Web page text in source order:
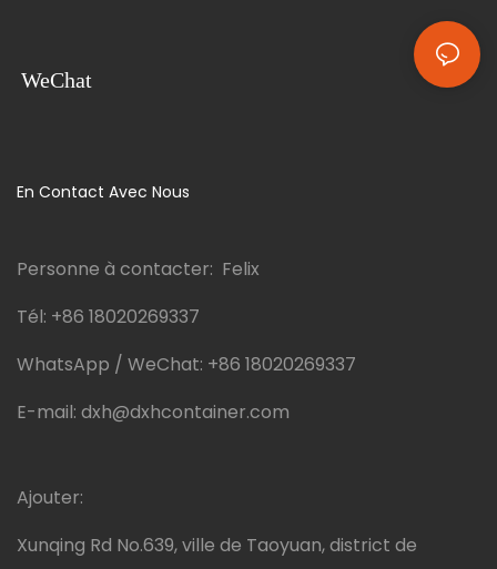
WeChat
En Contact Avec Nous
Personne à contacter: Felix
Tél: +86 18020269337
WhatsApp / WeChat: +86 18020269337
E-mail: dxh@dxhcontainer.com
Ajouter:
Xunqing Rd No.639, ville de Taoyuan, district de